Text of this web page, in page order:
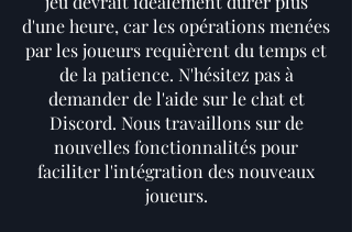
d'une heure, car les opérations menées
par les joueurs requièrent du temps et
de la patience. N'hésitez pas à
demander de l'aide sur le chat et
Discord. Nous travaillons sur de
nouvelles fonctionnalités pour
faciliter l'intégration des nouveaux
joueurs.